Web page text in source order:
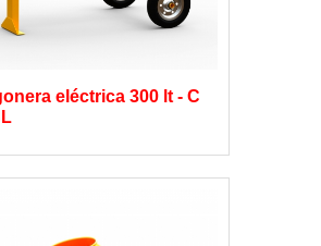
eléctrica 300 lt - C